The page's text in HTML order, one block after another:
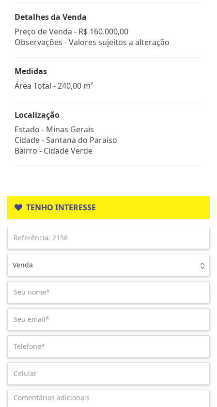
Detalhes da Venda
Preço de Venda - R$ 160.000,00
Observações - Valores sujeitos a alteração
Medidas
Área Total - 240,00 m²
Localização
Estado - Minas Gerais
Cidade -Santana do Paraíso
Bairro - Cidade Verde
TENHO INTERESSE
Venda